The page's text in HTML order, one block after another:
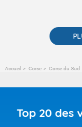
Accueil Corse Corse-du-Sud
Top 20 des